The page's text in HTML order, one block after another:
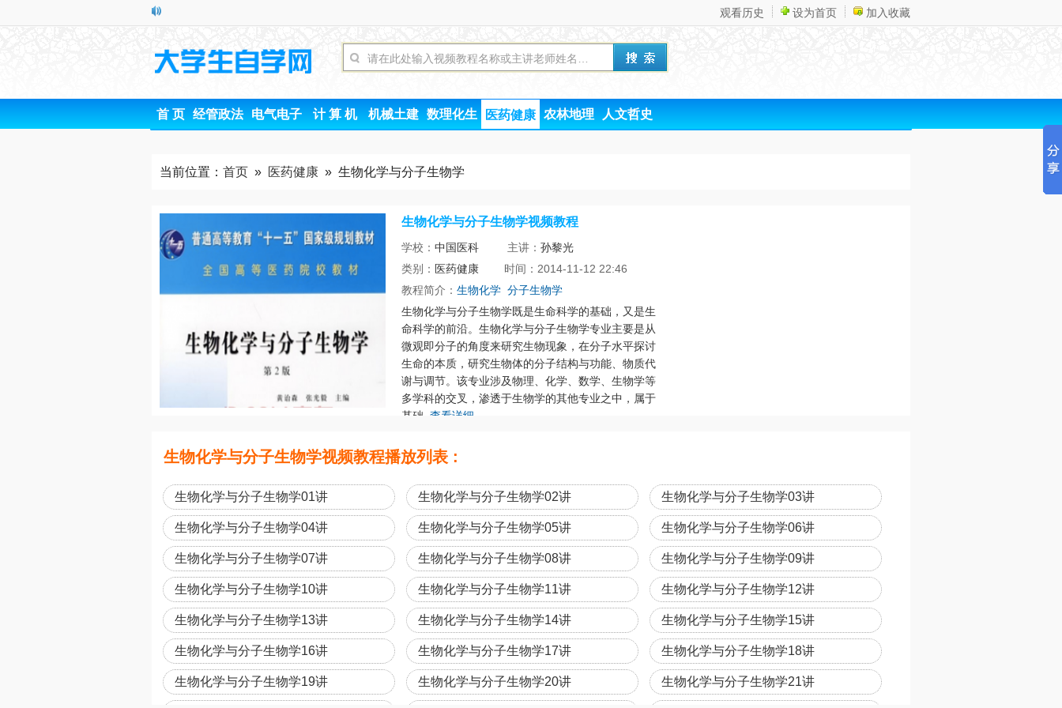
观看历史 设为首页 加入收藏
首 页 经管政法 电气电子 计 算 机 机械土建 数理化生 医药健康 农林地理 人文哲史
当前位置： 首页 » 医药健康 » 生物化学与分子生物学
生物化学与分子生物学视频教程
学校： 中国医科 主讲： 孙黎光
类别： 医药健康 时间：2014-11-12 22:46
教程简介： 生物化学 分子生物学
生物化学与分子生物学既是生命科学的基础，又是生
命科学的前沿。生物化学与分子生物学专业主要是从
微观即分子的角度来研究生物现象，在分子水平探讨
生命的本质，研究生物体的分子结构与功能、物质代
谢与调节。该专业涉及物理、化学、数学、生物学等
多学科的交叉，渗透于生物学的其他专业之中，属于
基础.. 查看详细
生物化学与分子生物学视频教程播放列表 :
生物化学与分子生物学01讲 生物化学与分子生物学02讲 生物化学与分子生物学03讲
生物化学与分子生物学04讲 生物化学与分子生物学05讲 生物化学与分子生物学06讲
生物化学与分子生物学07讲 生物化学与分子生物学08讲 生物化学与分子生物学09讲
生物化学与分子生物学10讲 生物化学与分子生物学11讲 生物化学与分子生物学12讲
生物化学与分子生物学13讲 生物化学与分子生物学14讲 生物化学与分子生物学15讲
生物化学与分子生物学16讲 生物化学与分子生物学17讲 生物化学与分子生物学18讲
生物化学与分子生物学19讲 生物化学与分子生物学20讲 生物化学与分子生物学21讲